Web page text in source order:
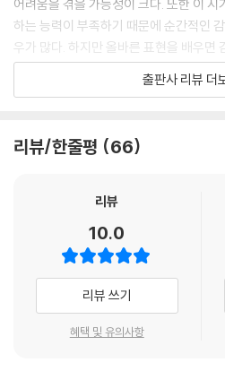
어려움을 겪을 가능성이 크다. 또한 이
하는 능력이 부족하기 때문에 순간적인
우가 많다. 하지만 올바른 표현을 배우면
뿐 아니라, 상대방의 감정에 공감하는 능
속적으로 영향을 미치기 때문에 유아기부
성을 알려 주는 ‘첫 대화법 그림책’이다.
“힘내.”와 같이 마음을 따뜻하고 기분 좋
워.”, “저리 가.”, “싫어.”와 같이 마음을
구분하고, 상대방의 감정을 이해하고 공
우도록 돕는다. 이 책과 함께 ‘예쁜 말’을
출판사 리뷰 더
리뷰/한줄평 66
리뷰
10.0
리뷰 쓰기
혜택 및 유의사항